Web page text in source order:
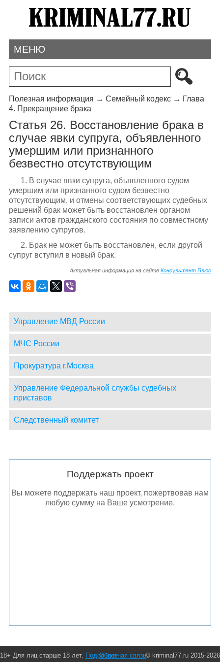
МЕНЮ
Полезная информация → Семейный кодекс→ Глава
4. Прекращение брака
Статья 26. Восстановление брака в
случае явки супруга, объявленного
умершим или признанного
безвестно отсутствующим
1. В случае явки супруга, объявленного судом
умершим или признанного судом безвестно
отсутствующим, и отмены соответствующих судебных
решений брак может быть восстановлен органом
записи актов гражданского состояния по совместному
заявлению супругов.
2. Брак не может быть восстановлен, если другой
супруг вступил в новый брак.
Актуальная информация на сайтеКонсультант Плюс
Управление МВД России
МЧС России
Прокуратура г.Москва
Управление Федеральной службы судебных
приставов
Следственный комитет
Поддержать проект
Вы можете поддержать наш проект, пожертвовав нам
любую сумму на Ваше усмотрение.
18+ Для лиц старше 18 лет. Подробнее © kriminal77.ru 2015-2026
Обратная связь